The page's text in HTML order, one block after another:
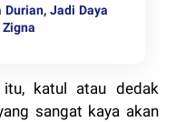
Jadi Daya
Zigna
katul atau dedak
sangat kaya akan